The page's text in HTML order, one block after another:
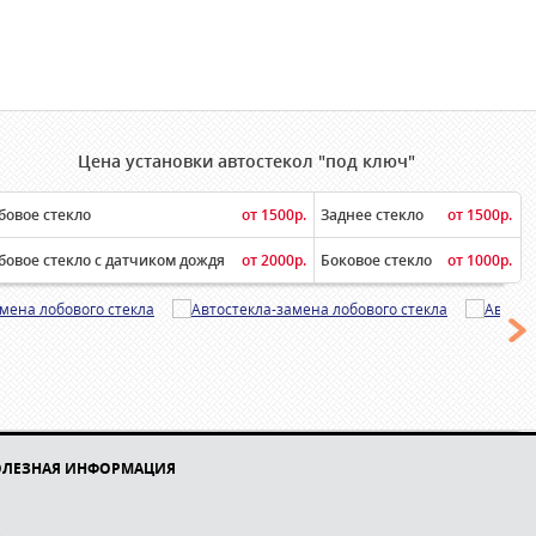
Цена установки автостекол "под ключ"
стекло от 1500р. Заднее стекло от 1500р.
стекло с датчиком дождя от 2000р. Боковое стекло от 1000р.
ИНФОРМАЦИЯ